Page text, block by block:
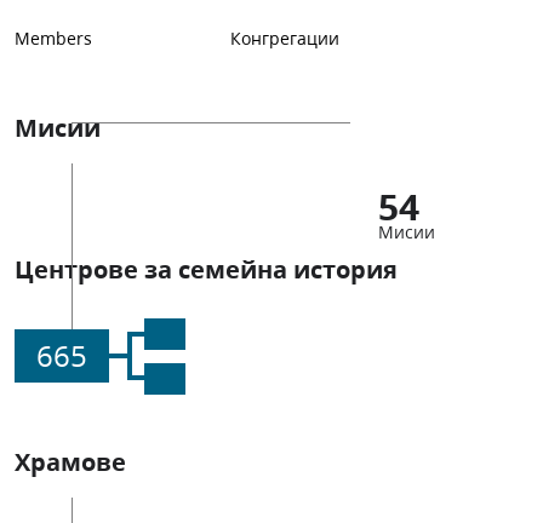
Members Конгрегации
Мисии
54
Мисии
Центрове за семейна история
665
Храмове